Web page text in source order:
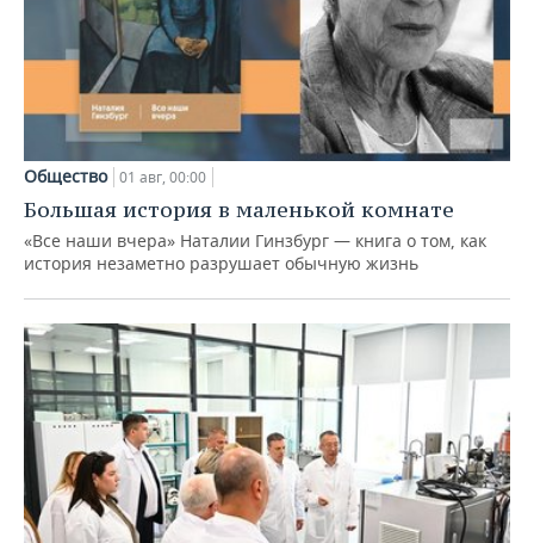
Общество 01 авг, 00:00
Большая история в маленькой комнате
«Все наши вчера» Наталии Гинзбург — книга о том, как
история незаметно разрушает обычную жизнь